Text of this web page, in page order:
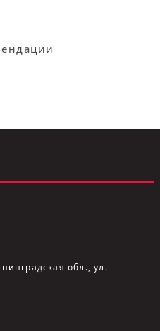
обл., ул.